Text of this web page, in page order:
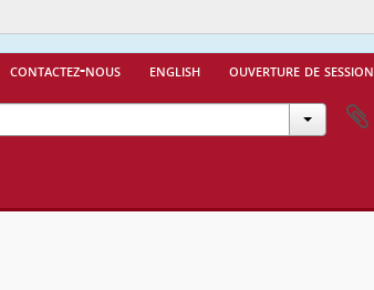
contactez-nous english ouverture de session